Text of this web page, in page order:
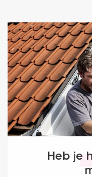
Heb je